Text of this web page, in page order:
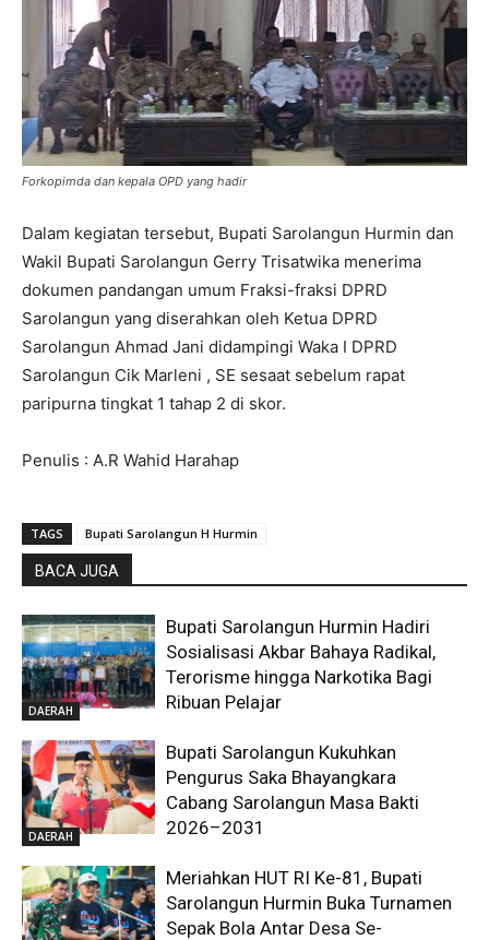
Forkopimda dan kepala OPD yang hadir
Dalam kegiatan tersebut, Bupati Sarolangun Hurmin dan
Wakil Bupati Sarolangun Gerry Trisatwika menerima
dokumen pandangan umum Fraksi-fraksi DPRD
Sarolangun yang diserahkan oleh Ketua DPRD
Sarolangun Ahmad Jani didampingi Waka I DPRD
Sarolangun Cik Marleni , SE sesaat sebelum rapat
paripurna tingkat 1 tahap 2 di skor.
Penulis : A.R Wahid Harahap
TAGS Bupati Sarolangun H Hurmin
BACA JUGA
DAERAH
Bupati Sarolangun Hurmin Hadiri
Sosialisasi Akbar Bahaya Radikal,
Terorisme hingga Narkotika Bagi
Ribuan Pelajar
DAERAH
Bupati Sarolangun Kukuhkan
Pengurus Saka Bhayangkara
Cabang Sarolangun Masa Bakti
2026–2031
Meriahkan HUT RI Ke-81, Bupati
Sarolangun Hurmin Buka Turnamen
Sepak Bola Antar Desa Se-